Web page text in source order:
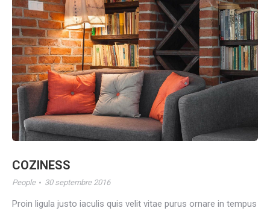
COZINESS
People 30 septembre 2016
Proin ligula justo iaculis quis velit vitae purus ornare in tempus